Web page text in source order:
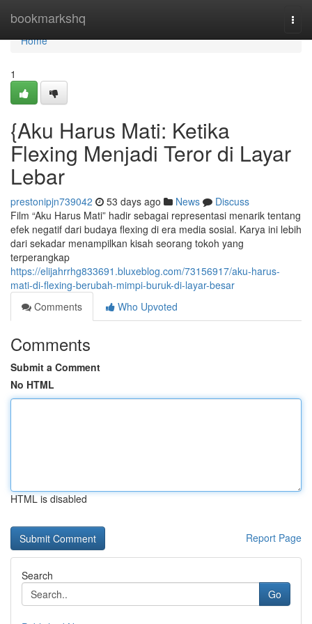
bookmarkshq
Home
Home
1
{Aku Harus Mati: Ketika
Flexing Menjadi Teror di Layar
Lebar
prestonipjn739042 53 days ago News
Discuss
Film “Aku Harus Mati” hadir sebagai representasi menarik tentang
efek negatif dari budaya flexing di era media sosial. Karya ini lebih
dari sekadar menampilkan kisah seorang tokoh yang
terperangkap
https://elijahrrhg833691.bluxeblog.com/73156917/aku-harus-
mati-di-flexing-berubah-mimpi-buruk-di-layar-besar
Comments
Who Upvoted
Comments
Submit a Comment
No HTML
HTML is disabled
Report Page
Search
Go